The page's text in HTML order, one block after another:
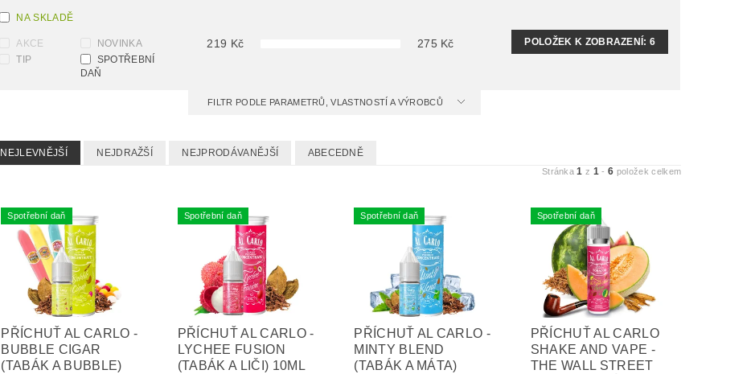
NA SKLADĚ
AKCE
NOVINKA
TIP
SPOTŘEBNÍ
DAŇ
219 Kč 275 Kč POLOŽEK K ZOBRAZENÍ:6
FILTR PODLE PARAMETRŮ, VLASTNOSTÍ A VÝROBCŮ
NEJLEVNĚJŠÍ NEJDRAŽŠÍ NEJPRODÁVANĚJŠÍ ABECEDNĚ
Stránka1 z 1 -6 položek celkem
Spotřební daň
PŘÍCHUŤ AL CARLO -
BUBBLE CIGAR
(TABÁK A BUBBLE)
Spotřební daň
PŘÍCHUŤ AL CARLO -
LYCHEE FUSION
(TABÁK A LIČI) 10ML
Spotřební daň
PŘÍCHUŤ AL CARLO -
MINTY BLEND
(TABÁK A MÁTA)
Spotřební daň
PŘÍCHUŤ AL CARLO
SHAKE AND VAPE -
THE WALL STREET